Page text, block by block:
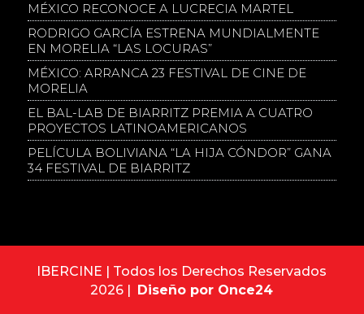
MÉXICO RECONOCE A LUCRECIA MARTEL
RODRIGO GARCÍA ESTRENA MUNDIALMENTE
EN MORELIA “LAS LOCURAS”
MÉXICO: ARRANCA 23 FESTIVAL DE CINE DE
MORELIA
EL BAL-LAB DE BIARRITZ PREMIA A CUATRO
PROYECTOS LATINOAMERICANOS
PELÍCULA BOLIVIANA “LA HIJA CÓNDOR” GANA
34 FESTIVAL DE BIARRITZ
IBERCINE | Todos los Derechos Reservados
2026 |
Diseño por Once24